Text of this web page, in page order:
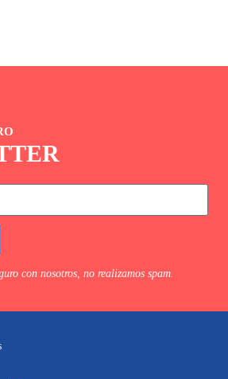
con nosotros, no realizamos spam.